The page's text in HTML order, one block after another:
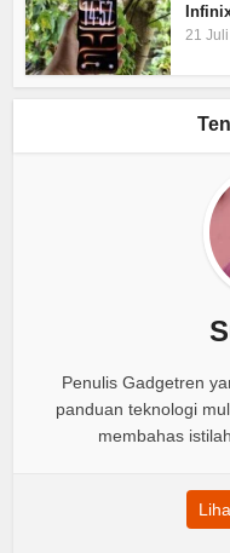
21
Penulis Gadgetren
panduan teknologi
membahas